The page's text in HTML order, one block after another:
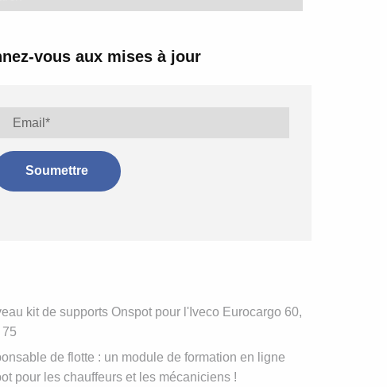
vous aux mises à jour
kit de supports Onspot pour l'Iveco Eurocargo 60,
75
de flotte : un module de formation en ligne
pour les chauffeurs et les mécaniciens !